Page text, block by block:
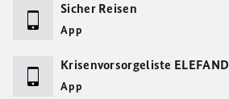
Sicher Reisen
App
Krisenvorsorgeliste ELEFAND
App